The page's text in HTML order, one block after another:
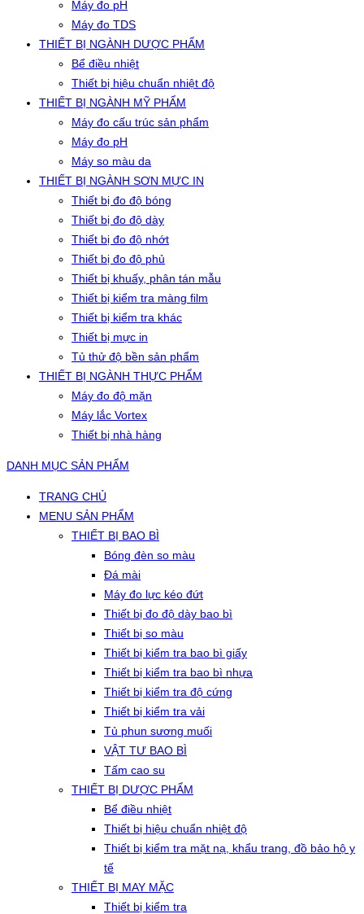
Máy đo pH
Máy đo TDS
THIẾT BỊ NGÀNH DƯỢC PHẨM
Bể điều nhiệt
Thiết bị hiệu chuẩn nhiệt độ
THIẾT BỊ NGÀNH MỸ PHẨM
Máy đo cấu trúc sản phẩm
Máy đo pH
Máy so màu da
THIẾT BỊ NGÀNH SƠN MỰC IN
Thiết bị đo độ bóng
Thiết bị đo độ dày
Thiết bị đo độ nhớt
Thiết bị đo độ phủ
Thiết bị khuấy, phân tán mẫu
Thiết bị kiểm tra màng film
Thiết bị kiểm tra khác
Thiết bị mực in
Tủ thử độ bền sản phẩm
THIẾT BỊ NGÀNH THỰC PHẨM
Máy đo độ mặn
Máy lắc Vortex
Thiết bị nhà hàng
DANH MỤC SẢN PHẨM
TRANG CHỦ
MENU SẢN PHẨM
THIẾT BỊ BAO BÌ
Bóng đèn so màu
Đá mài
Máy đo lực kéo đứt
Thiết bị đo độ dày bao bì
Thiết bị so màu
Thiết bị kiểm tra bao bì giấy
Thiết bị kiểm tra bao bì nhựa
Thiết bị kiểm tra độ cứng
Thiết bị kiểm tra vải
Tủ phun sương muối
VẬT TƯ BAO BÌ
Tấm cao su
THIẾT BỊ DƯỢC PHẨM
Bể điều nhiệt
Thiết bị hiệu chuẩn nhiệt độ
Thiết bị kiểm tra mặt nạ, khẩu trang, đồ bảo hộ y
tế
THIẾT BỊ MAY MẶC
Thiết bị kiểm tra